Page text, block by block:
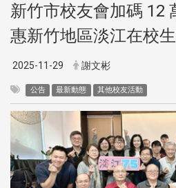
新竹市校友會加碼
惠新竹地區淡江在校生
2025-11-29 謝文彬
公告 最新動態 其他校友活動